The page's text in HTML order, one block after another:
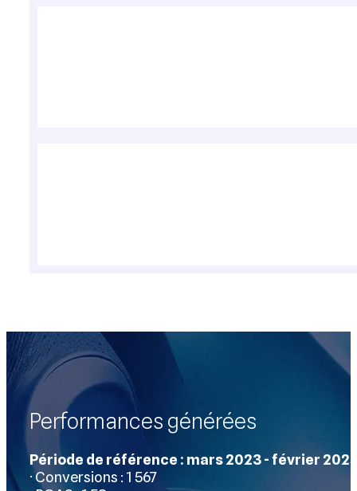
Performances générées
Période de référence : mars 2023 - février
· Conversions : 1 567